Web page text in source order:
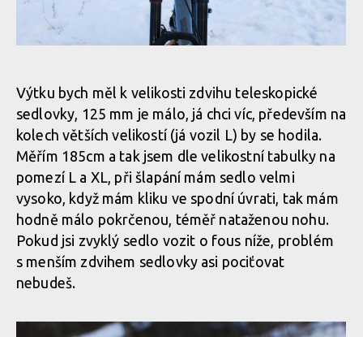
Rock Machine BLIZZARD 90-27 - kokpit od RaceFace
Rock Machine BLIZZARD 90-27 - kokpit od RaceFace
Rock Machine BLIZZARD 90-27 - kokpit od RaceFace
Rock Machine BLIZZARD 90-27 - kokpit od RaceFace
Rock Machine BLIZZARD 90-27 - řídítka 790 mm široká -
optimální pro tuto kategorii
Rock Machine BLIZZARD 90-27 - řídítka 790 mm široká -
optimální pro tuto kategorii
optimální pro tuto kategorii
Výtku bych měl k velikosti zdvihu teleskopické
sedlovky, 125 mm je málo, já chci víc, především na
kolech větších velikostí (já vozil L) by se hodila.
Měřím 185cm a tak jsem dle velikostní tabulky na
pomezí L a XL, při šlapání mám sedlo velmi
vysoko, když mám kliku ve spodní úvrati, tak mám
hodně málo pokrčenou, téměř nataženou nohu.
Pokud jsi zvyklý sedlo vozit o fous níže, problém
s menším zdvihem sedlovky asi pociťovat
nebudeš.